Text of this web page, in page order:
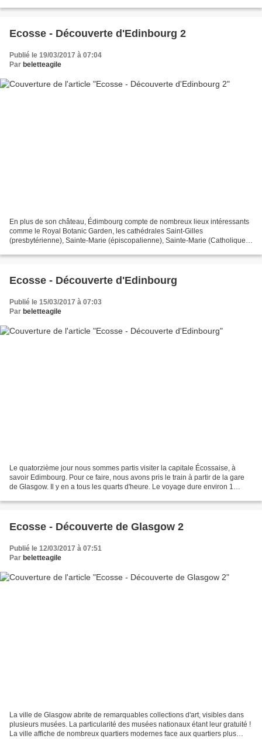
Ecosse - Découverte d'Edinbourg 2
Publié le 19/03/2017 à 07:04
Par beletteagile
En plus de son château, Édimbourg compte de nombreux lieux intéressants
comme le Royal Botanic Garden, les cathédrales Saint-Gilles
(presbytérienne), Sainte-Marie (épiscopalienne), Sainte-Marie (Catholique),
Ecosse - Découverte d'Edinbourg
Publié le 15/03/2017 à 07:03
Par beletteagile
Le quatorzième jour nous sommes partis visiter la capitale Écossaise, à
savoir Edimbourg. Pour ce faire, nous avons pris le train à partir de la gare
de Glasgow. Il y en a tous les quarts d'heure. Le voyage dure environ 1
Ecosse - Découverte de Glasgow 2
Publié le 12/03/2017 à 07:51
Par beletteagile
La ville de Glasgow abrite de remarquables collections d'art, visibles dans
plusieurs musées. La particularité des musées nationaux étant leur gratuité !
La ville affiche de nombreux quartiers modernes face aux quartiers plus